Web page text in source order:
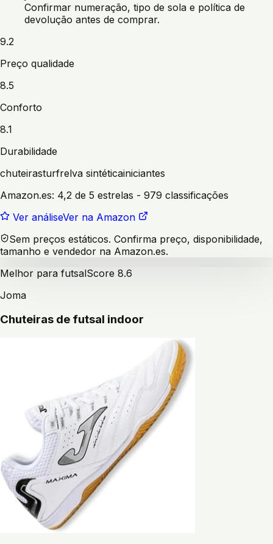
Confirmar numeração, tipo de sola e política de
devolução antes de comprar.
9.2
Preço qualidade
8.5
Conforto
8.1
Durabilidade
chuteirasturfrelva sintéticainiciantes
Amazon.es: 4,2 de 5 estrelas - 979 classificações
Ver análiseVer na Amazon
Sem preços estáticos. Confirma preço, disponibilidade,
tamanho e vendedor na Amazon.es.
Melhor para futsalScore 8.6
Joma
Chuteiras de futsal indoor